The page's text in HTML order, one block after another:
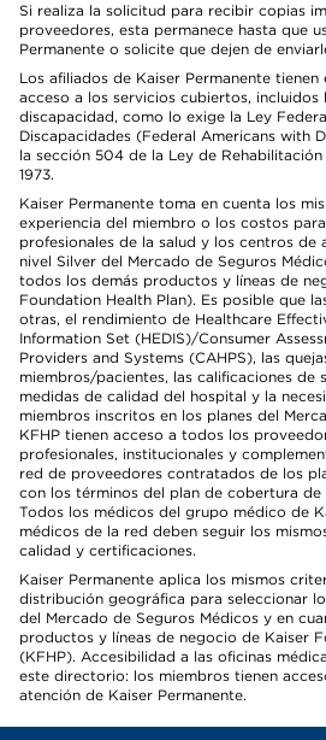
Si realiza la solicitud para recibir copias
proveedores, esta permanece hasta que
Permanente o solicite que dejen de
Los afiliados de Kaiser Permanente
acceso a los servicios cubiertos, incluidos
discapacidad, como lo exige la Ley
Discapacidades (Federal Americans with
la sección 504 de la Ley de
1973.
Kaiser Permanente toma en cuenta los
experiencia del miembro o los costos
profesionales de la salud y los centros de
nivel Silver del Mercado de Seguros
todos los demás productos y líneas de
Foundation Health Plan). Es posible que
otras, el rendimiento de Healthcare
Information Set (HEDIS)/Consumer
Providers and Systems (CAHPS), las
miembros/pacientes, las calificaciones de
medidas de calidad del hospital y la
miembros inscritos en los planes del
KFHP tienen acceso a todos los
profesionales, institucionales y
red de proveedores contratados de los
con los términos del plan de cobertura de
Todos los médicos del grupo médico de
médicos de la red deben seguir los
calidad y certificaciones.
Kaiser Permanente aplica los mismos
distribución geográfica para seleccionar
del Mercado de Seguros Médicos y en
productos y líneas de negocio de Kaiser
(KFHP). Accesibilidad a las oficinas
este directorio: los miembros tienen
atención de Kaiser Permanente.